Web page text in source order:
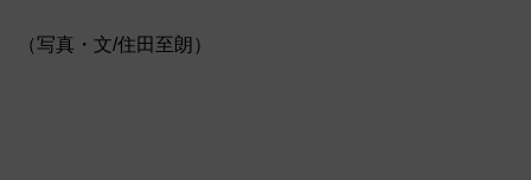
（写真・文/住田至朗）